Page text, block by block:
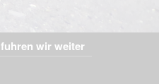
wir weiter